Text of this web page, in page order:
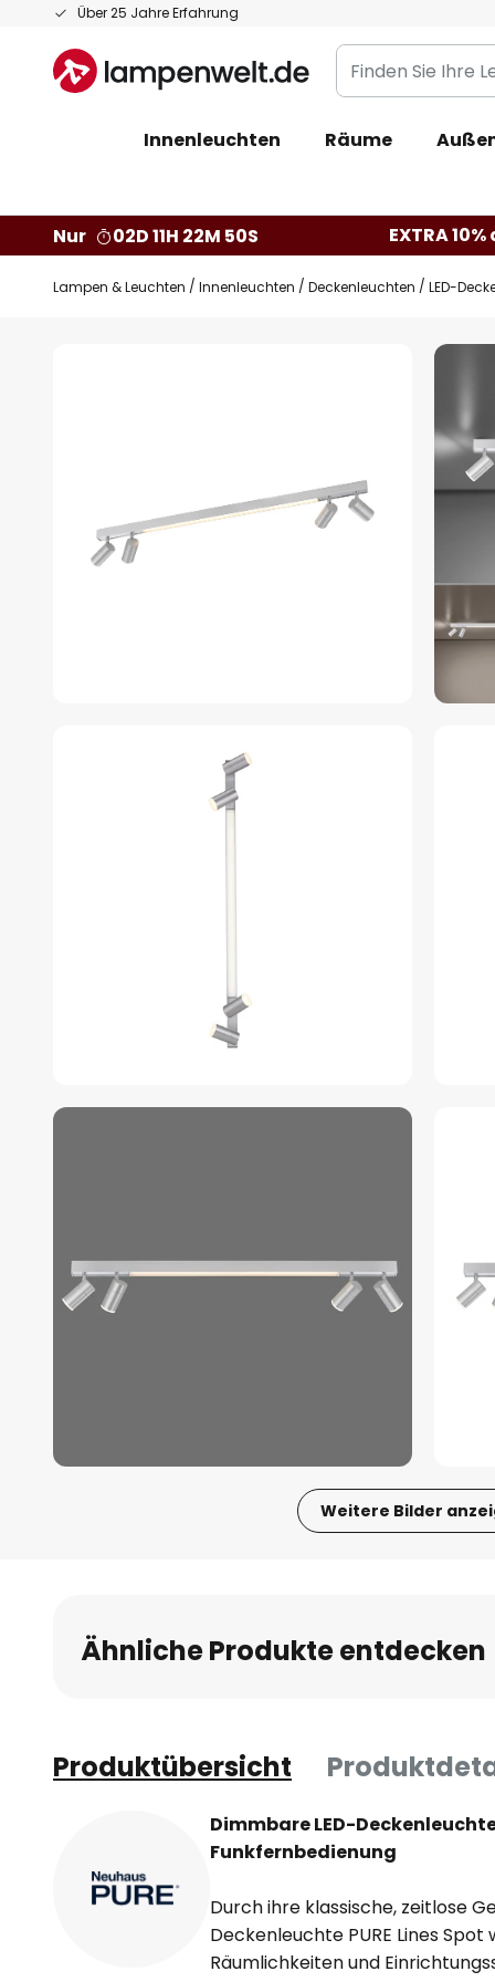
Über 25 Jahre Erfahrung
Zum
springen
Finden
Sie
Leuchte...
Innenleuchten Räume
Nur
02D 11H 22M 49S EXTRA
Lampen & Leuchten Innenleuchten Deckenleuchten LED-
Weitere Bilder
Bildgalerie
springen
Ähnliche Produkte entdecken
Produktübersicht
Dimmbare LED-
Funkfernbedienung
Durch ihre klassische, zeitlose
Deckenleuchte PURE Lines
Räumlichkeiten und